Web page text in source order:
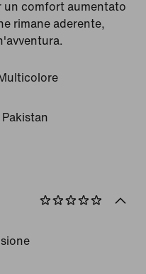
un comfort aumentato
rimane aderente,